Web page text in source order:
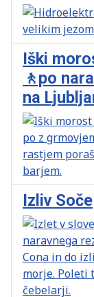
Iški
🚶po
na
Izliv Soče